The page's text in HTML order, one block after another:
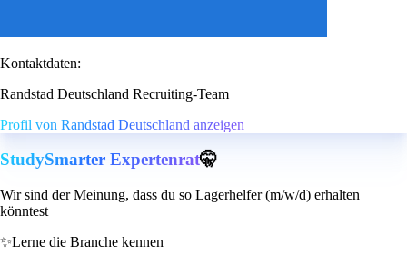
Kontaktdaten:
Randstad Deutschland Recruiting-Team
Profil von Randstad Deutschland anzeigen
StudySmarter Expertenrat🤫
Wir sind der Meinung, dass du so Lagerhelfer (m/w/d) erhalten
könntest
✨Lerne die Branche kennen